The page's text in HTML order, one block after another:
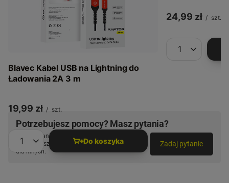
Blavec Kabel USB na Lightning do
Ładowania 2A 3 m
19,99 zł / szt.
Ilość produktów Do koszyka
24,99 zł / szt.
Ilość
Potrzebujesz pomocy? Masz pytania?
Zadaj pytanie a my odpowiemy niezwłocznie,
najciekawsze pytania i odpowiedzi publikując
dla innych.
Zadaj pytanie